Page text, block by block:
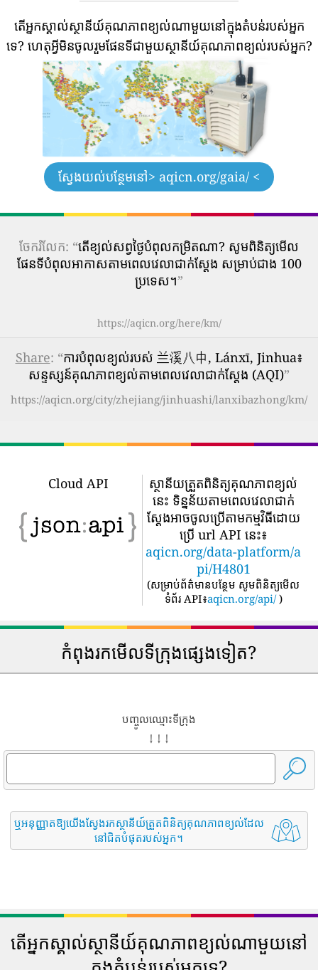
តើអ្នកស្គាល់ស្ថានីយ៍គុណភាពខ្យល់ណាមួយនៅក្នុងតំបន់របស់អ្នក
ទេ? ហេតុអ្វីមិនចូលរួមផែនទីជាមួយស្ថានីយ៍គុណភាពខ្យល់របស់អ្នក?
ស្វែងយល់បន្ថែមនៅ> aqicn.org/gaia/ <
ចែករំលែក: “តើ​ខ្យល់​សព្វថ្ងៃ​បំពុល​កម្រិត​ណា? សូមពិនិត្យមើល
ផែនទីបំពុលអាកាសតាមពេលវេលាជាក់ស្តែង សម្រាប់ជាង 100
ប្រទេស។”
https://aqicn.org/here/km/
Share: “ការបំពុលខ្យល់របស់ 兰溪八中, Lánxī, Jinhua៖
សន្ទស្សន៍គុណភាពខ្យល់តាមពេលវេលាជាក់ស្តែង (AQI)”
https://aqicn.org/city/zhejiang/jinhuashi/lanxibazhong/km/
Cloud API
ស្ថានីយត្រួតពិនិត្យគុណភាពខ្យល់
នេះ ទិន្នន័យតាមពេលវេលាជាក់
ស្តែងអាចចូលប្រើតាមកម្មវិធីដោយ
ប្រើ url API នេះ៖
aqicn.org/data-platform/a
pi/H4801
(សម្រាប់ព័ត៌មានបន្ថែម សូមពិនិត្យមើល
ទំព័រ API៖aqicn.org/api/ )
កំពុងរកមើលទីក្រុងផ្សេងទៀត?
បញ្ចូលឈ្មោះទីក្រុង
↓ ↓ ↓
ឬអនុញ្ញាតឱ្យយើងស្វែងរកស្ថានីយ៍ត្រួតពិនិត្យគុណភាពខ្យល់ដែល
នៅជិតបំផុតរបស់អ្នក។
តើអ្នកស្គាល់ស្ថានីយ៍គុណភាពខ្យល់ណាមួយនៅ